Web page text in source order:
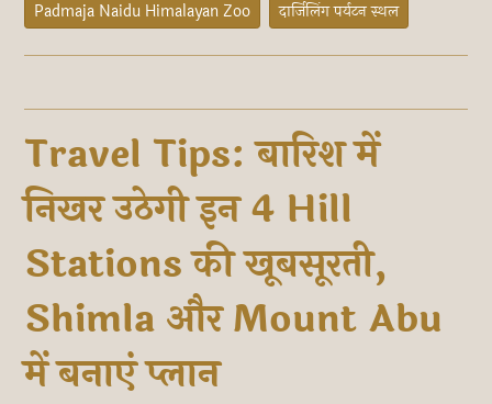
Padmaja Naidu Himalayan Zoo
दार्जिलिंग पर्यटन स्थल
Travel Tips: बारिश में
निखर उठेगी इन 4 Hill
Stations की खूबसूरती,
Shimla और Mount Abu
में बनाएं प्लान